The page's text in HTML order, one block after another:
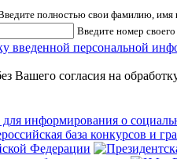
полностью свои фамилию, имя
Введите номер своего
введенной персональной
Вашего согласия на